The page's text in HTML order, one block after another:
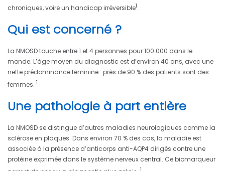
chroniques, voire un handicap irréversible1.
Qui est concerné ?
La NMOSD touche entre 1 et 4 personnes pour 100 000 dans le
monde. L’âge moyen du diagnostic est d’environ 40 ans, avec une
nette prédominance féminine : près de 90 % des patients sont des
femmes. 1
Une pathologie à part entière
La NMOSD se distingue d’autres maladies neurologiques comme la
sclérose en plaques. Dans environ 70 % des cas, la maladie est
associée à la présence d’anticorps anti-AQP4 dirigés contre une
protéine exprimée dans le système nerveux central. Ce biomarqueur